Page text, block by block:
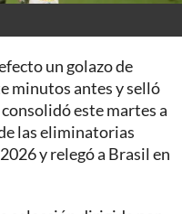
un golazo de
minutos antes y selló
este martes a
las eliminatorias
y relegó a Brasil en